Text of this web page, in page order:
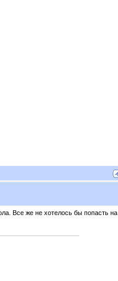
Все же не хотелось бы попасть на